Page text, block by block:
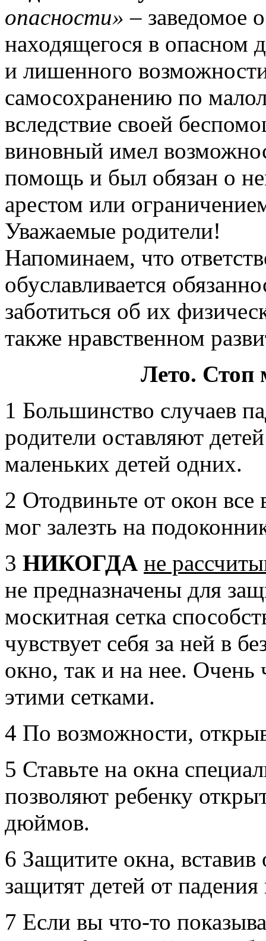
опасности» – заведомое
находящегося в опасном
и лишенного
самосохранению по
вследствие своей
виновный имел
помощь и был обязан о
арестом или
Уважаемые родители!
Напоминаем, что
обуславливается
заботиться об их
также нравственном
Лето. Стоп
1 Большинство случаев
родители оставляют
маленьких детей одних.
2 Отодвиньте от окон
мог залезть на
3 НИКОГДА не
не предназначены для
москитная сетка
чувствует себя за ней в
окно, так и на нее. Очень
этими сетками.
4 По возможности,
5 Ставьте на окна
позволяют ребенку
дюймов.
6 Защитите окна,
защитят детей от
7 Если вы что-то